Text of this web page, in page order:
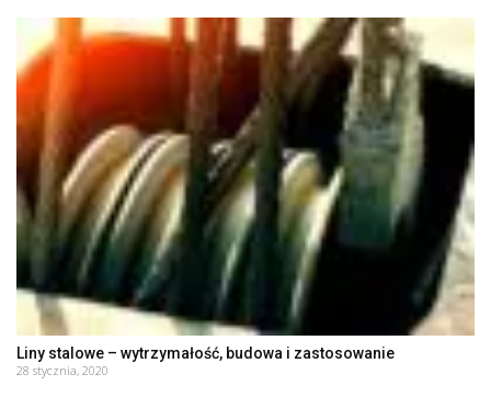
Liny stalowe – wytrzymałość, budowa i zastosowanie
28 stycznia, 2020